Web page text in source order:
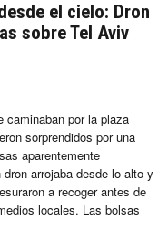
el cielo: Dron
sobre Tel Aviv
caminaban por la plaza
sorprendidos por una
aparentemente
arrojaba desde lo alto y
a recoger antes de
locales. Las bolsas